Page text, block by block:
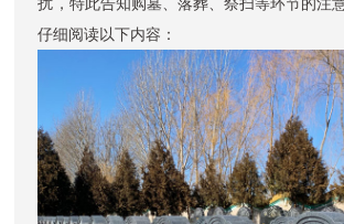
仔细阅读以下内容：